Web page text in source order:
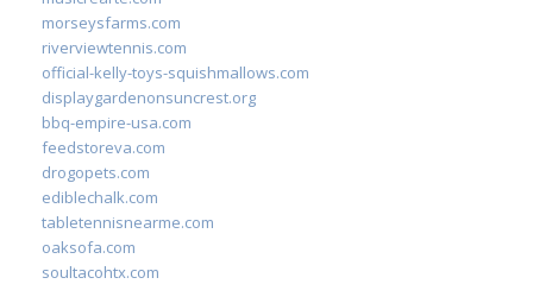
morseysfarms.com
riverviewtennis.com
official-kelly-toys-squishmallows.com
displaygardenonsuncrest.org
bbq-empire-usa.com
feedstoreva.com
drogopets.com
ediblechalk.com
tabletennisnearme.com
oaksofa.com
soultacohtx.com